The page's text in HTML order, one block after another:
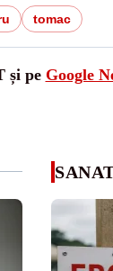
tomac
și pe Google